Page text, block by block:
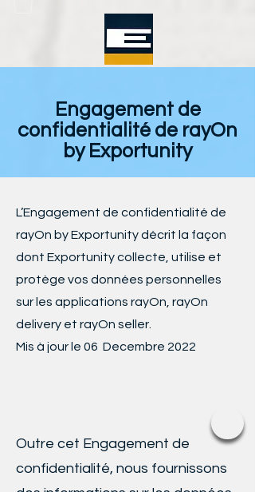
Engagement de
confidentialité de rayOn
by Exportunity
L’Engagement de confidentialité de
rayOn by Exportunity décrit la façon
dont Exportunity collecte, utilise et
protège vos données personnelles
sur les applications rayOn, rayOn
delivery et rayOn seller.
Mis à jour le 06 Decembre 2022
Outre cet Engagement de
confidentialité, nous fournissons